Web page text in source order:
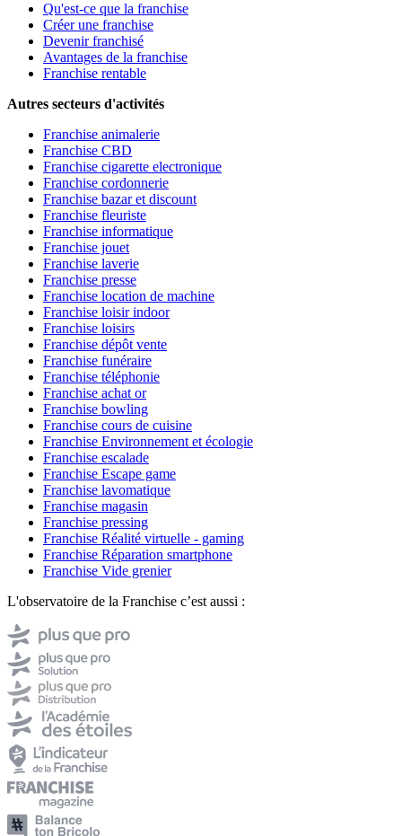
Qu'est-ce que la franchise
Créer une franchise
Devenir franchisé
Avantages de la franchise
Franchise rentable
Autres secteurs d'activités
Franchise animalerie
Franchise CBD
Franchise cigarette electronique
Franchise cordonnerie
Franchise bazar et discount
Franchise fleuriste
Franchise informatique
Franchise jouet
Franchise laverie
Franchise presse
Franchise location de machine
Franchise loisir indoor
Franchise loisirs
Franchise dépôt vente
Franchise funéraire
Franchise téléphonie
Franchise achat or
Franchise bowling
Franchise cours de cuisine
Franchise Environnement et écologie
Franchise escalade
Franchise Escape game
Franchise lavomatique
Franchise magasin
Franchise pressing
Franchise Réalité virtuelle - gaming
Franchise Réparation smartphone
Franchise Vide grenier
L'observatoire de la Franchise c’est aussi :